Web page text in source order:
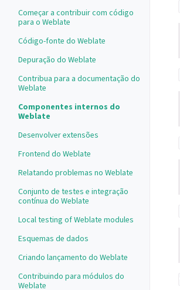
Começar a contribuir com código
para o Weblate
Código-fonte do Weblate
Depuração do Weblate
Contribua para a documentação do
Weblate
Componentes internos do
Weblate
Desenvolver extensões
Frontend do Weblate
Relatando problemas no Weblate
Conjunto de testes e integração
contínua do Weblate
Local testing of Weblate modules
Esquemas de dados
Criando lançamento do Weblate
Contribuindo para módulos do
Weblate